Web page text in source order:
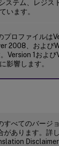
ステム、レジス
います。
ロファイルは
2008、および
Version 1および
影響します。
すべてのバージ
あります。詳し
Disclaimer